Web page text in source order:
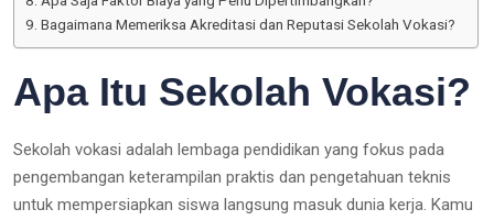
Bagaimana Memeriksa Akreditasi dan Reputasi Sekolah Vokasi?
Apa Itu Sekolah Vokasi?
Sekolah vokasi adalah lembaga pendidikan yang fokus pada
pengembangan keterampilan praktis dan pengetahuan teknis
untuk mempersiapkan siswa langsung masuk dunia kerja. Kamu